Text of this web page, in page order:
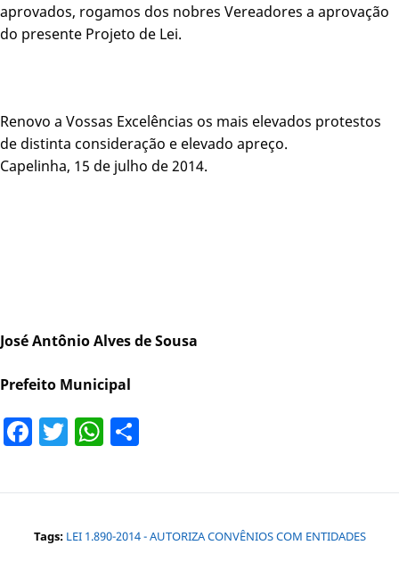
aprovados, rogamos dos nobres Vereadores a aprovação
do presente Projeto de Lei.
Renovo a Vossas Excelências os mais elevados protestos
de distinta consideração e elevado apreço.
Capelinha, 15 de julho de 2014.
José Antônio Alves de Sousa
Prefeito Municipal
Facebook
TwitterWhatsApp
Tags: LEI 1.890-2014 - AUTORIZA CONVÊNIOS COM ENTIDADES